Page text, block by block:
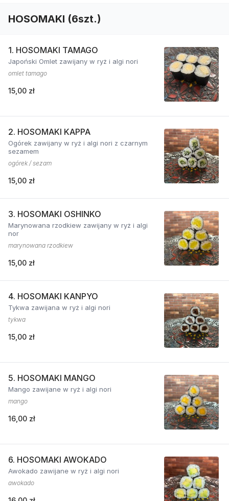
HOSOMAKI (6szt.)
1. HOSOMAKI TAMAGO
Japoński Omlet zawijany w ryż i algi nori
omlet tamago
15,00 zł
2. HOSOMAKI KAPPA
Ogórek zawijany w ryż i algi nori z czarnym
sezamem
ogórek / sezam
15,00 zł
3. HOSOMAKI OSHINKO
Marynowana rzodkiew zawijany w ryż i algi
nor
marynowana rzodkiew
15,00 zł
4. HOSOMAKI KANPYO
Tykwa zawijana w ryż i algi nori
tykwa
15,00 zł
5. HOSOMAKI MANGO
Mango zawijane w ryż i algi nori
mango
16,00 zł
6. HOSOMAKI AWOKADO
Awokado zawijane w ryż i algi nori
awokado